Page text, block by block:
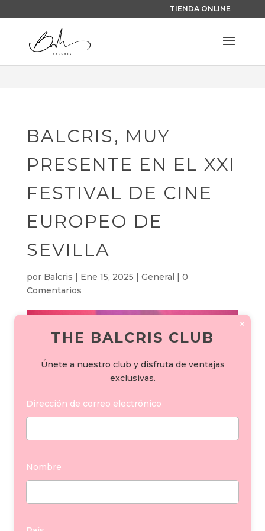
TIENDA ONLINE
BALCRIS, MUY
PRESENTE EN EL XXI
FESTIVAL DE CINE
EUROPEO DE
SEVILLA
por Balcris | Ene 15, 2025 | General | 0
Comentarios
DAVID PUTTNAM Y
JEREMY IRONS RECIBEN
EL GIRALDILLO DE HONOR
×
THE BALCRIS CLUB
Únete a nuestro club y disfruta de ventajas
exclusivas.
Dirección de correo electrónico
Nombre